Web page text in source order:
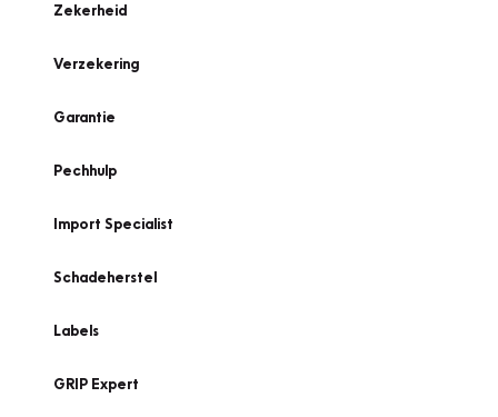
Zekerheid
Verzekering
Garantie
Pechhulp
Import Specialist
Schadeherstel
Labels
GRIP Expert